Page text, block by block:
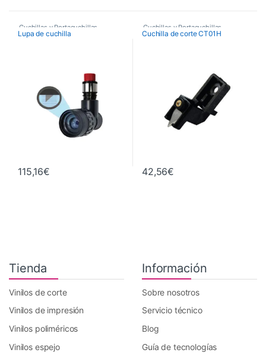
Cuchillas y Portacuchillas
Graphtec
Lupa de cuchilla
115,16€
Cuchillas y Portacuchillas
Graphtec
Cuchilla de corte CT01H
42,56€
Tienda
Vinilos de corte
Vinilos de impresión
Vinilos poliméricos
Vinilos espejo
Información
Sobre nosotros
Servicio técnico
Blog
Guía de tecnologías